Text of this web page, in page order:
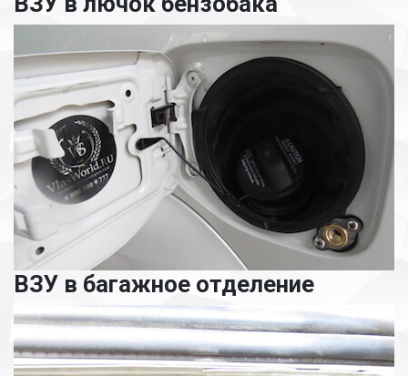
ВЗУ в багажное отделение